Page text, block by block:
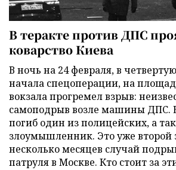
В теракте против ДПС
коварство Киева
В ночь на 24 февраля, в
начала спецоперации, на
вокзала прогремел взрыв:
самоподрыв возле машины ДПС.
погиб один из полицейских, а
злоумышленник. Это уже второй
несколько месяцев случай
патруля в Москве. Кто стоит за